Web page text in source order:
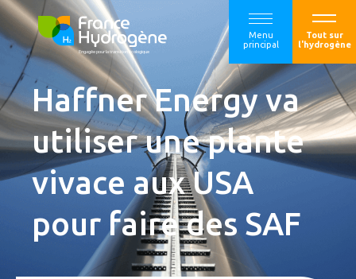
Menu
principal
Tout sur
l'hydrogène
Haffner Energy va
utiliser une plante
vivace aux USA
pour faire des SAF